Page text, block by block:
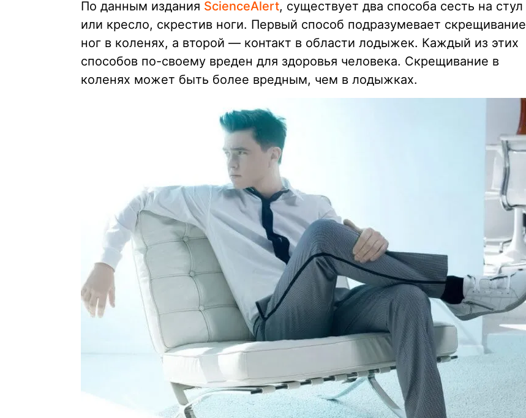
По данным издания ScienceAlert, существует два способа сесть на стул
или кресло, скрестив ноги. Первый способ подразумевает скрещивание
ног в коленях, а второй — контакт в области лодыжек. Каждый из этих
способов по-своему вреден для здоровья человека. Скрещивание в
коленях может быть более вредным, чем в лодыжках.